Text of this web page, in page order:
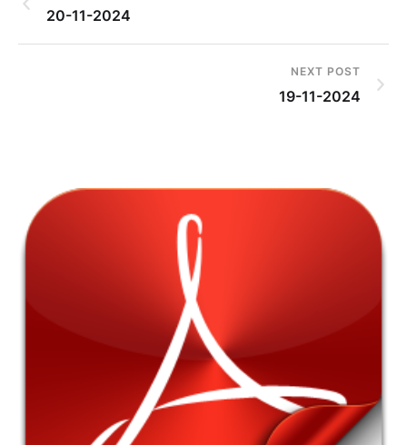
20-11-2024
NEXT POST
19-11-2024